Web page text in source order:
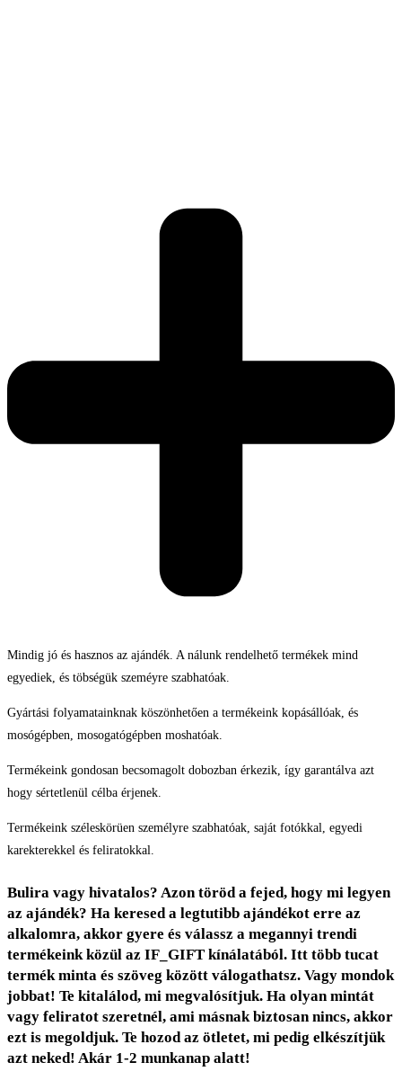
Mindig jó és hasznos az ajándék. A nálunk rendelhető termékek mind
egyediek, és töbségük szeméyre szabhatóak.
Gyártási folyamatainknak köszönhetően a termékeink kopásállóak, és
mosógépben, mosogatógépben moshatóak.
Termékeink gondosan becsomagolt dobozban érkezik, így garantálva azt
hogy sértetlenül célba érjenek.
Termékeink széleskörüen személyre szabhatóak, saját fotókkal, egyedi
karekterekkel és feliratokkal.
Bulira vagy hivatalos? Azon töröd a fejed, hogy mi legyen
az ajándék? Ha keresed a legtutibb ajándékot erre az
alkalomra, akkor gyere és válassz a megannyi trendi
termékeink közül az IF_GIFT kínálatából. Itt több tucat
termék minta és szöveg között válogathatsz. Vagy mondok
jobbat! Te kitalálod, mi megvalósítjuk. Ha olyan mintát
vagy feliratot szeretnél, ami másnak biztosan nincs, akkor
ezt is megoldjuk. Te hozod az ötletet, mi pedig elkészítjük
azt neked! Akár 1-2 munkanap alatt!